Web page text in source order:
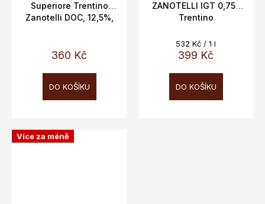
Superiore Trentino
Zanotelli DOC, 12,5%,
360 Kč
DO KOŠÍKU
ZANOTELLI IGT 0,75L
Trentino
399 Kč
Měrná
cena:
532 Kč / 1 l
DO KOŠÍKU
Více za méně